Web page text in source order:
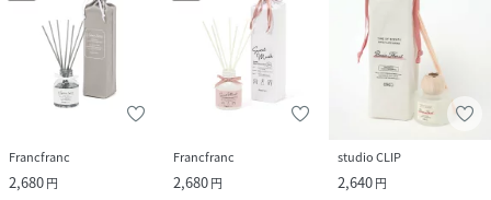
Francfranc
2,680円
Francfranc
2,680円
studio CLIP
2,640円